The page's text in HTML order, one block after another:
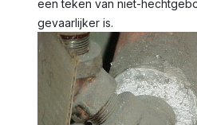
een teken van niet-
gevaarlijker is.